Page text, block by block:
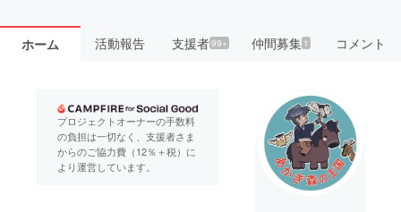
ホーム 活動報告 支援者99+ 仲間募集 1 コメント
プロジェクトオーナーの手数料
の負担は一切なく、支援者さま
からのご協力費（12％＋税）に
より運営しています。